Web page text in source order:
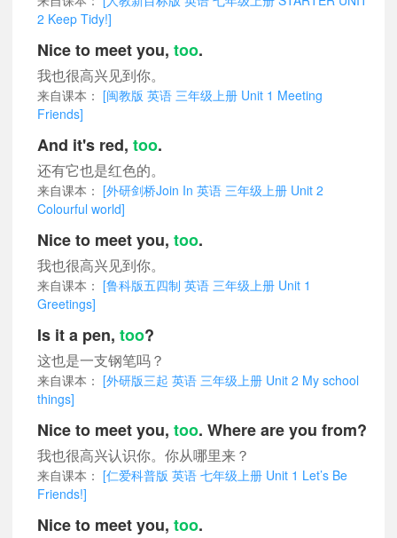
2 Keep Tidy!]
Nice to meet you, too.
我也很高兴见到你。
来自课本： [闽教版 英语 三年级上册 Unit 1 Meeting
Friends]
And it's red, too.
还有它也是红色的。
来自课本： [外研剑桥Join In 英语 三年级上册 Unit 2
Colourful world]
Nice to meet you, too.
我也很高兴见到你。
来自课本： [鲁科版五四制 英语 三年级上册 Unit 1
Greetings]
Is it a pen, too?
这也是一支钢笔吗？
来自课本： [外研版三起 英语 三年级上册 Unit 2 My school
things]
Nice to meet you, too. Where are you from?
我也很高兴认识你。你从哪里来？
来自课本： [仁爱科普版 英语 七年级上册 Unit 1 Let’s Be
Friends!]
Nice to meet you, too.